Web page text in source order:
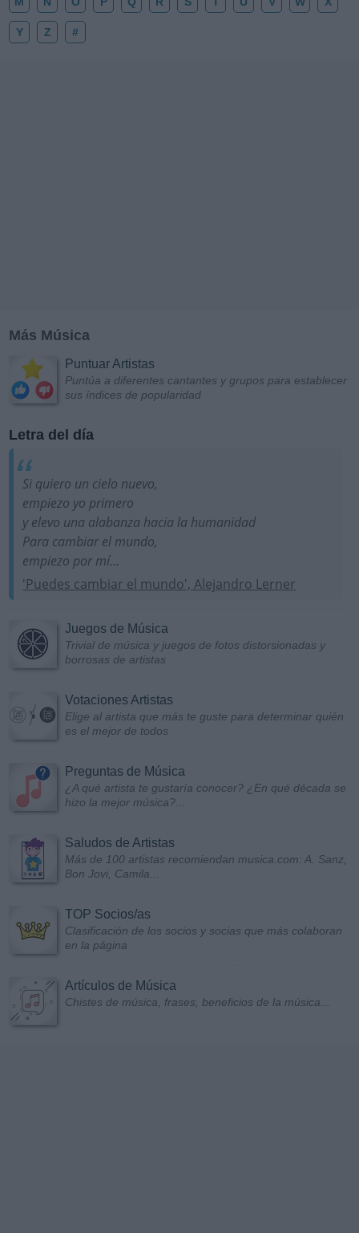
Y Z #
Más Música
Puntuar Artistas
Puntúa a diferentes cantantes y grupos para establecer
sus índices de popularidad
Letra del día
Si quiero un cielo nuevo,
empiezo yo primero
y elevo una alabanza hacia la humanidad
Para cambiar el mundo,
empiezo por mí...
'Puedes cambiar el mundo', Alejandro Lerner
Juegos de Música
Trivial de música y juegos de fotos distorsionadas y
borrosas de artistas
Votaciones Artistas
Elige al artista que más te guste para determinar quién
es el mejor de todos
Preguntas de Música
¿A qué artista te gustaría conocer? ¿En qué década se
hizo la mejor música?...
Saludos de Artistas
Más de 100 artistas recomiendan musica.com: A. Sanz,
Bon Jovi, Camila...
TOP Socios/as
Clasificación de los socios y socias que más colaboran
en la página
Artículos de Música
Chistes de música, frases, beneficios de la música...